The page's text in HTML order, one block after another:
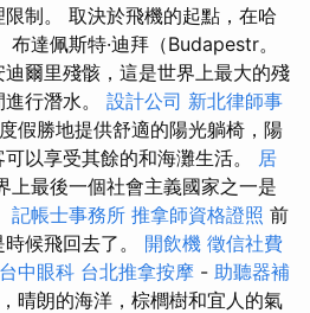
制。 取決於飛機的起點，在哈
達佩斯特·迪拜（Budapestr。
爾里殘骸，這是世界上最大的殘
行潛水。 設計公司 新北律師事
假勝地提供舒適的陽光躺椅，陽
以享受其餘的和海灘生活。 居
上最後一個社會主義國家之一是
記帳士事務所 推拿師資格證照 前
候飛回去了。 開飲機 徵信社費
台中眼科 台北推拿按摩 - 助聽器補
晴朗的海洋，棕櫚樹和宜人的氣